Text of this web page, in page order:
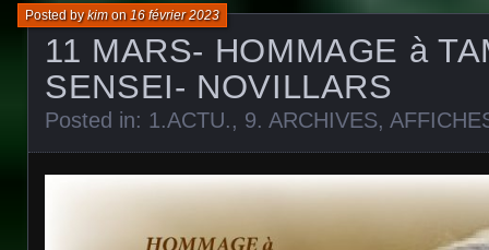
11 MARS- HOMMAGE à
SENSEI- NOVILLARS
Posted bykimon 16 février 2023
Posted in: 1.ACTU., 9. ARCHIVES,